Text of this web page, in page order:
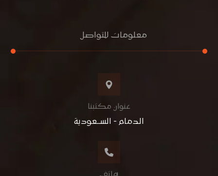
معلومات للتواصل
عنوان مكتبنا
الدمام - الســعودية